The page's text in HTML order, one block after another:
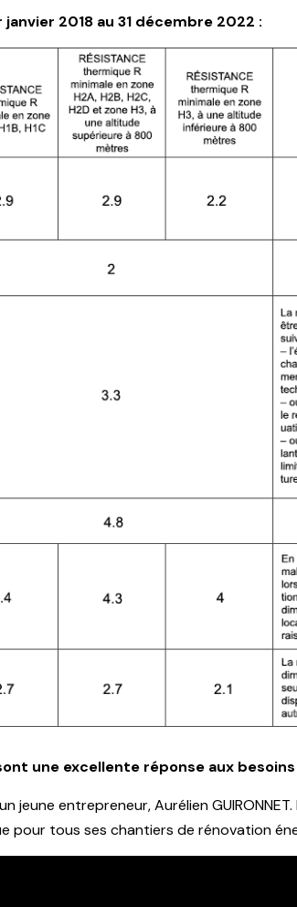
janvier 2018 au 31 décembre 2022 :
une excellente réponse aux
jeune entrepreneur, Aurélien
pour tous ses chantiers de rénovation